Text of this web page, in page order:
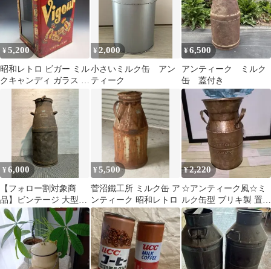
¥5,200
昭和レトロ ビガー ミル
クキャンディ ガラス 駄
菓子缶 当時物 古道具
後付け蓋
¥2,000
小さいミルク缶 アン
ティーク
¥6,500
アンティーク ミルク
缶 蓋付き
¥6,000
【フォロー割対象商
品】ビンテージ 大型ミ
ルク缶 牛乳缶 72.8cm
アンティーク 店舗デ
ィスプレイ 7-A
¥5,500
菅沼鐵工所 ミルク缶 ア
ンティーク 昭和レトロ
¥2,220
☆アンティーク風☆ミ
ルク缶型 ブリキ製 置物
☆新品未使用品